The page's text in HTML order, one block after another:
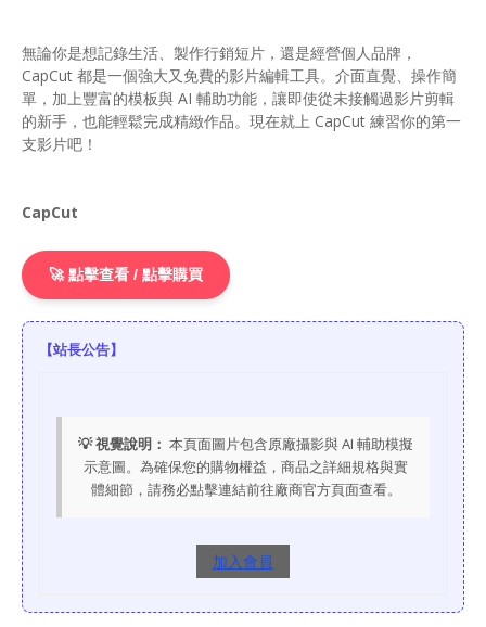
無論你是想記錄生活、製作行銷短片，還是經營個人品牌，
CapCut 都是一個強大又免費的影片編輯工具。介面直覺、操作簡
單，加上豐富的模板與 AI 輔助功能，讓即使從未接觸過影片剪輯
的新手，也能輕鬆完成精緻作品。現在就上 CapCut 練習你的第一
支影片吧！
CapCut
🚀 點擊查看 / 點擊購買
【站長公告】
💡 視覺說明： 本頁面圖片包含原廠攝影與 AI 輔助模擬
示意圖。為確保您的購物權益，商品之詳細規格與實
體細節，請務必點擊連結前往廠商官方頁面查看。
加入會員